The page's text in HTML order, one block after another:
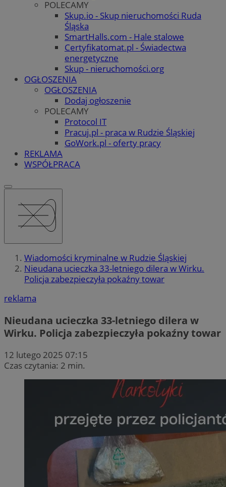
POLECAMY
Skup.io - Skup nieruchomości Ruda
Śląska
SmartHalls.com - Hale stalowe
Certyfikatomat.pl - Świadectwa
energetyczne
Skup - nieruchomości.org
OGŁOSZENIA
OGŁOSZENIA
Dodaj ogłoszenie
POLECAMY
Protocol IT
Pracuj.pl - praca w Rudzie Śląskiej
GoWork.pl - oferty pracy
REKLAMA
WSPÓŁPRACA
Wiadomości kryminalne w Rudzie Śląskiej
Nieudana ucieczka 33-letniego dilera w Wirku.
Policja zabezpieczyła pokaźny towar
reklama
Nieudana ucieczka 33-letniego dilera w
Wirku. Policja zabezpieczyła pokaźny towar
12 lutego 2025 07:15
Czas czytania: 2 min.